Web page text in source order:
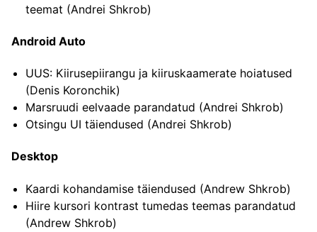
teemat (Andrei Shkrob)
Android Auto
UUS: Kiirusepiirangu ja kiiruskaamerate hoiatused
(Denis Koronchik)
Marsruudi eelvaade parandatud (Andrei Shkrob)
Otsingu UI täiendused (Andrei Shkrob)
Desktop
Kaardi kohandamise täiendused (Andrew Shkrob)
Hiire kursori kontrast tumedas teemas parandatud
(Andrew Shkrob)